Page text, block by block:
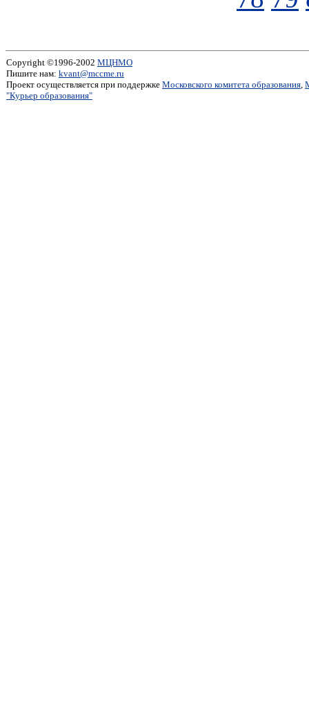
Copyright ©1996-2002 МЦНМО
Пишите нам: kvant@mccme.ru
Проект осуществляется при поддержке Московского комитета образования,
"Курьер образования"